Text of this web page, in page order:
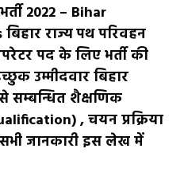
2022 – Bihar
राज्य पथ परिवहन
पद के लिए भर्ती की
उम्मीदवार बिहार
सम्बन्धित शैक्षणिक
, चयन प्रक्रिया
जानकारी इस लेख में